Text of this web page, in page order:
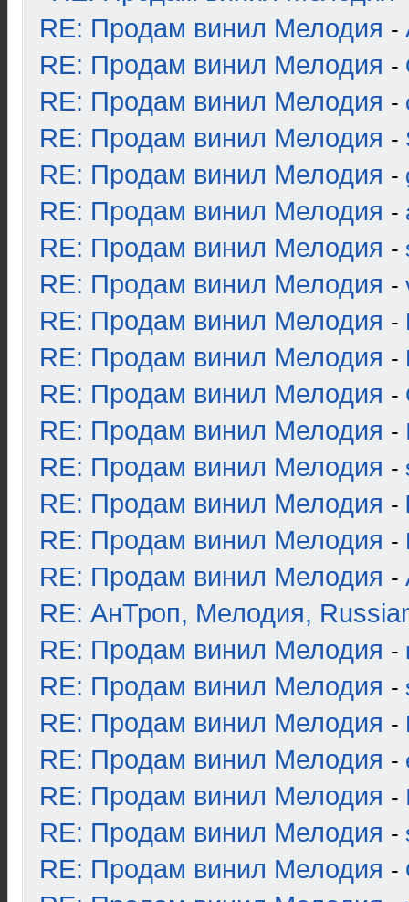
RE: Продам винил Мелодия -
RE: Продам винил Мелодия -
RE: Продам винил Мелодия -
RE: Продам винил Мелодия -
RE: Продам винил Мелодия -
RE: Продам винил Мелодия -
RE: Продам винил Мелодия -
RE: Продам винил Мелодия -
RE: Продам винил Мелодия -
RE: Продам винил Мелодия -
RE: Продам винил Мелодия -
RE: Продам винил Мелодия -
RE: Продам винил Мелодия -
RE: Продам винил Мелодия -
RE: Продам винил Мелодия -
RE: Продам винил Мелодия -
RE: АнТроп, Мелодия,
RE: Продам винил Мелодия -
RE: Продам винил Мелодия -
RE: Продам винил Мелодия -
RE: Продам винил Мелодия -
RE: Продам винил Мелодия -
RE: Продам винил Мелодия -
RE: Продам винил Мелодия -